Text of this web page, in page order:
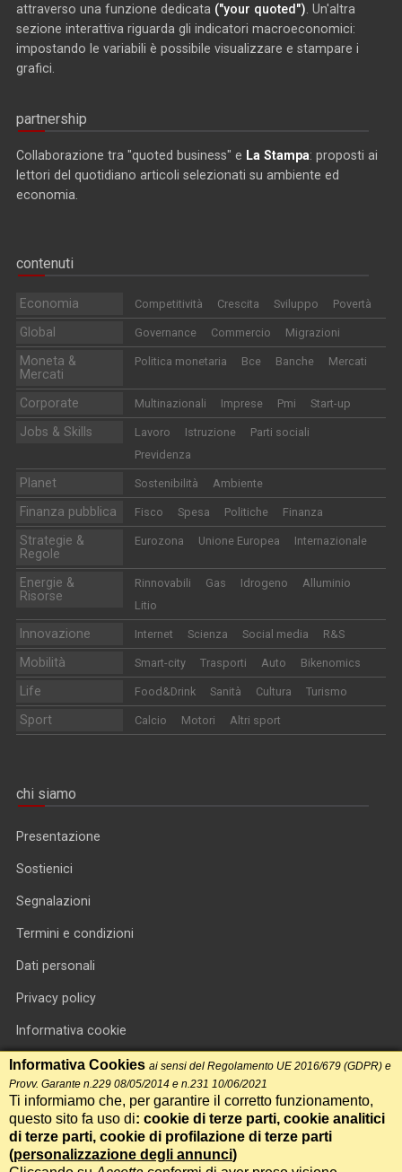
attraverso una funzione dedicata ("your quoted") . Un'altra
sezione interattiva riguarda gli indicatori macroeconomici:
impostando le variabili è possibile visualizzare e stampare i
grafici.
partnership
Collaborazione tra "quoted business" e La Stampa: proposti ai
lettori del quotidiano articoli selezionati su ambiente ed
economia.
contenuti
Economia Competitività Crescita Sviluppo Povertà
Global Governance Commercio Migrazioni
Moneta &
Mercati
Politica monetaria Bce Banche Mercati
Corporate Multinazionali Imprese Pmi Start-up
Jobs & Skills Lavoro Istruzione
Parti sociali
Previdenza
Planet Sostenibilità Ambiente
Finanza pubblica Fisco Spesa Politiche Finanza
Strategie &
Regole
Eurozona Unione Europea Internazionale
Energie &
Risorse
Rinnovabili Gas Idrogeno
Alluminio
Litio
Innovazione Internet Scienza Social media R&S
Mobilità Smart-city Trasporti Auto Bikenomics
Life Food&Drink Sanità Cultura Turismo
Sport Calcio Motori Altri sport
chi siamo
Presentazione
Sostienici
Segnalazioni
Termini e condizioni
Dati personali
Privacy policy
Informativa cookie
RSS feed
RSS Top News
Contatti
Informativa Cookies ai sensi del Regolamento UE 2016/679 (GDPR) e
Provv. Garante n.229 08/05/2014 e n.231 10/06/2021
Ti informiamo che, per garantire il corretto funzionamento,
questo sito fa uso di: cookie di terze parti, cookie analitici
di terze parti, cookie di profilazione di terze parti
(personalizzazione degli annunci)